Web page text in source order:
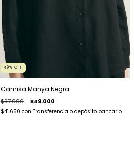
49% OFF
Camisa Manya Negra
$97.000 $49.000
$41.650 con Transferencia o depósito bancario